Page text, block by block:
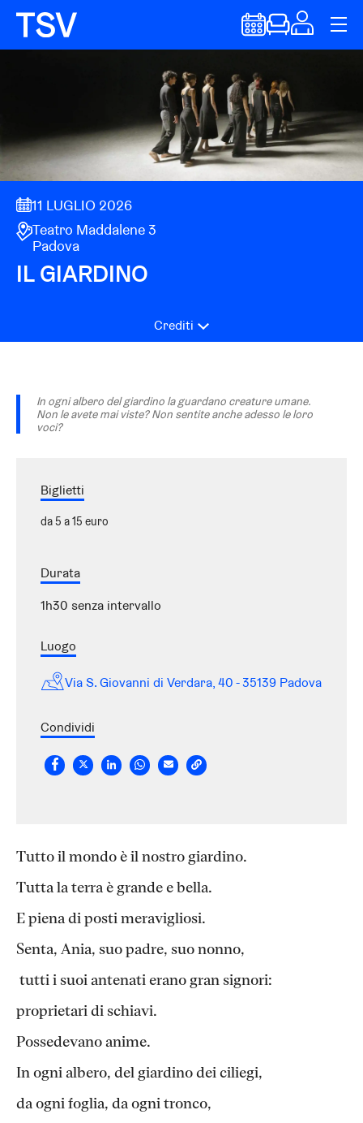
11 LUGLIO 2026
Teatro Maddalene 3
Padova
IL GIARDINO
Crediti
In ogni albero del giardino la guardano creature umane.
Non le avete mai viste? Non sentite anche adesso le loro
voci?
Biglietti
da 5 a 15 euro
Durata
1h30 senza intervallo
Luogo
Via S. Giovanni di Verdara, 40 - 35139 Padova
Condividi
Tutto il mondo è il nostro giardino.
Tutta la terra è grande e bella.
E piena di posti meravigliosi.
Senta, Ania, suo padre, suo nonno,
tutti i suoi antenati erano gran signori:
proprietari di schiavi.
Possedevano anime.
In ogni albero, del giardino dei ciliegi,
da ogni foglia, da ogni tronco,